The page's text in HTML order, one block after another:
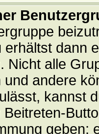
erhältst dann
Nicht alle
andere
kannst
Beitreten-
geben;